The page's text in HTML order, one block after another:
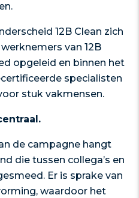
12B Clean zich
van 12B
opgeleid en binnen het
specialisten
stuk vakmensen.
de campagne hangt
die tussen collega’s en
Er is sprake van
waardoor het